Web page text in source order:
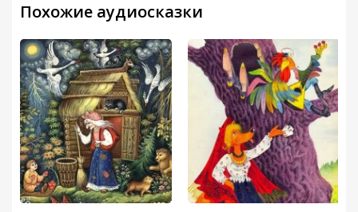
Похожие аудиосказки